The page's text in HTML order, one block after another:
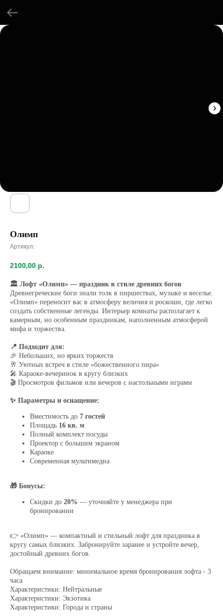
Олимп
Артикул:
2100,00 р.
🏛 Лофт «Олимп» — праздник в стиле древних богов
Древнегреческие боги знали толк в пиршествах, музыке и веселье.
«Олимп» переносит вас в атмосферу величия и роскоши, где легко
создать собственные легенды. Интерьер комнаты располагает к
камерным, но особенным праздникам, наполненным атмосферой
мифа и торжества.
📍 Подходит для:
🎉 Небольших, но ярких торжеств
🥂 Уютных встреч в стиле «божественного пира»
🎤 Караоке-вечеринок в кругу близких
🎬 Просмотров фильмов или вечеров с настольными играми
✨ Параметры и оснащение:
Вместимость до 7 гостей
Площадь 16 кв. м
Полный комплект посуды
Проектор с большим экраном
Караоке
Современная мультимедиа
🎁 Бонусы:
Скидки до 20% — уточняйте у менеджера при
бронировании
👉 «Олимп» — компактный и стильный лофт для праздника в
кругу самых близких. Забронируйте заранее и устройте вечер,
достойный древних богов.
Обращаем внимание: минимальное время бронирования лофта - 3
часа
Характеристики: Нейтральные
Характеристики: Экзотика
Характеристики: Города и страны
ваши вопросы
Отвечаем на